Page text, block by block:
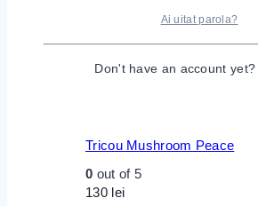
Selectează Opțiunile
Tricou Mushroom Peace
0 out of 5
130 lei
Ai uitat parola?
Don't have an account yet?